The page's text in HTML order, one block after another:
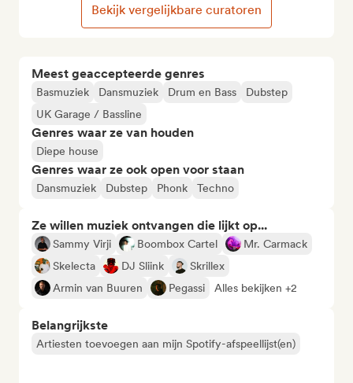
Meest geaccepteerde genres
Basmuziek Dansmuziek Drum en Bass
Dubstep
UK Garage / Bassline
Genres waar ze van houden
Diepe house
Genres waar ze ook open voor staan
Dansmuziek Dubstep Phonk Techno
Ze willen muziek ontvangen die lijkt op...
Sammy Virji Boombox Cartel
Mr. Carmack
Skelecta
DJ Sliink
Skrillex
Armin van Buuren
Pegassi Alles bekijken +2
Belangrijkste
Artiesten toevoegen aan mijn Spotify-afspeellijst(en)
Bekijk vergelijkbare curatoren